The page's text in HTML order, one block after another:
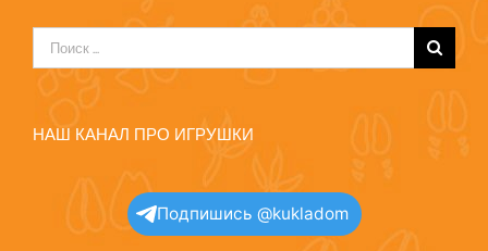
Результат
поиска:
НАШ КАНАЛ ПРО ИГРУШКИ
Подпишись @kukladom